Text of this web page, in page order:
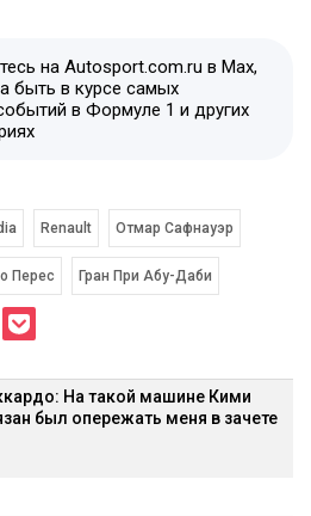
на Autosport.com.ru в Max,
быть в курсе самых
в Формуле 1 и других
Renault Отмар Сафнауэр
Перес Гран При Абу-Даби
На такой машине Кими
был опережать меня в зачете